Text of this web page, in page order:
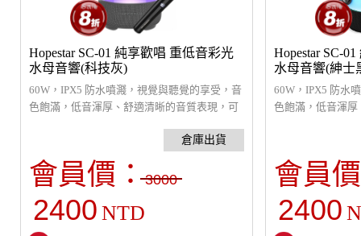
Hopestar SC-01 純享歡唱 重低音彩光
水母音響(科技灰)
60W，IPX5 防水噴濺，視覺與聽覺的享受，音
色飽滿，低音渾厚、舒適清晰的音質表現，可
連接手機，無論是內外歡唱、播放音樂、樂曲
伴舞最佳選擇。音樂欣賞、電視音響、聚會K
歌、會議、演講，採USB充電。尺寸：
時。
會員價：3000
2400 NTD
Hopestar SC-
水母音響(紳士
60W，IPX5 防水
色飽滿，低音渾
伴舞最佳選擇。
歌、會議、演講
時。
會員
2400